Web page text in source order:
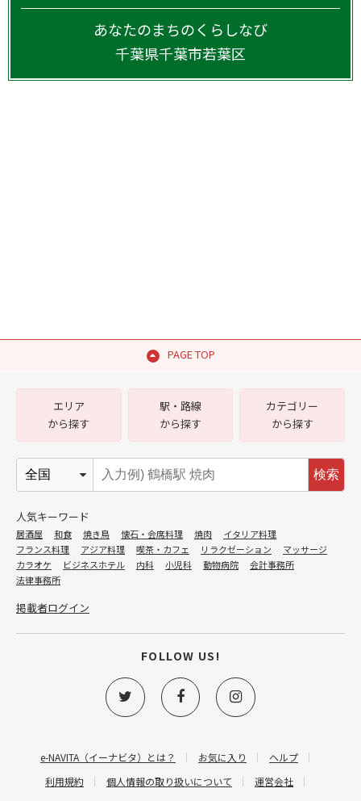
あなたのまちのくらしなび
千葉県千葉市若葉区
PAGE TOP
e-NAVITA（イーナビタ）とは？ お気に入り
ヘルプ
利用規約
個人情報の取り扱いについて
運営会社
エリア
から探す
駅・路線
から探す
カテゴリー
から探す
検索
人気キーワード
居酒屋 和食 焼き鳥 懐石・会席料理 焼肉
イタリア料理
フランス料理
アジア料理 喫茶・カフェ リラクゼーション
マッサージ
カラオケ
ビジネスホテル 内科 小児科 動物病院
会計事務所
法律事務所
掲載者ログイン
FOLLOW US!